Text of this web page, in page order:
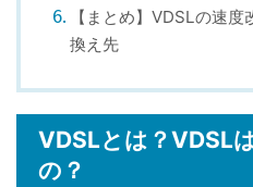
【まとめ】VDSLの速
換え先
VDSLとは？VDSL
の？